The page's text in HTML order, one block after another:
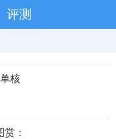
评测
核
：